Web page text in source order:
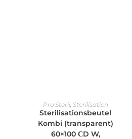
IN DEN WARENKORB
Pro Steril, Sterilisation
Sterilisationsbeutel
Kombi (transparent)
60×100 СD W,